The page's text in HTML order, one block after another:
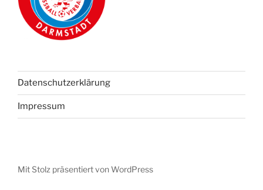
Datenschutzerklärung
Impressum
Mit Stolz präsentiert von WordPress